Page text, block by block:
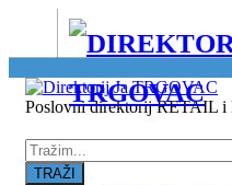
Poslovni direktorij RETAIL i